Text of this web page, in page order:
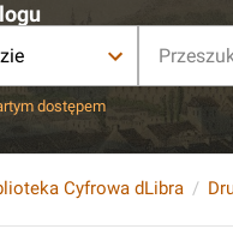
dostępem
Cyfrowa dLibra